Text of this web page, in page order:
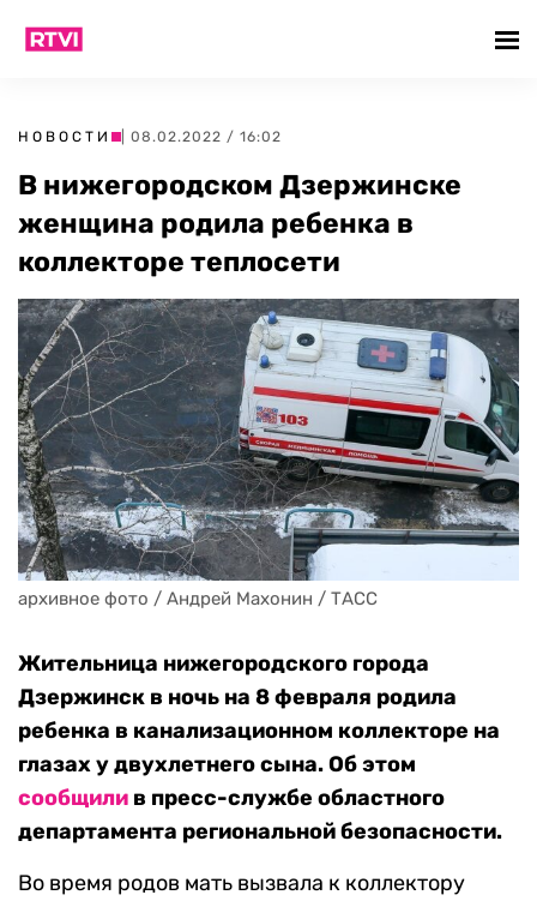
НОВОСТИ | 08.02.2022 / 16:02
В нижегородском Дзержинске
женщина родила ребенка в
коллекторе теплосети
архивное фото / Андрей Махонин / ТАСС
Жительница нижегородского города
Дзержинск в ночь на 8 февраля родила
ребенка в канализационном коллекторе на
глазах у двухлетнего сына. Об этом
сообщили в пресс-службе областного
департамента региональной безопасности.
Во время родов мать вызвала к коллектору